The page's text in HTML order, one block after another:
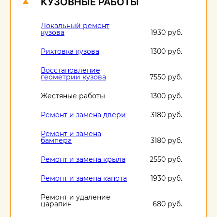
Локальный ремонт
кузова 1930 руб.
Рихтовка кузова 1300 руб.
Восстановление
геометрии кузова 7550 руб.
Жестяные работы 1300 руб.
Ремонт и замена двери 3180 руб.
Ремонт и замена
бампера 3180 руб.
Ремонт и замена крыла 2550 руб.
Ремонт и замена капота 1930 руб.
Ремонт и удаление
царапин 680 руб.